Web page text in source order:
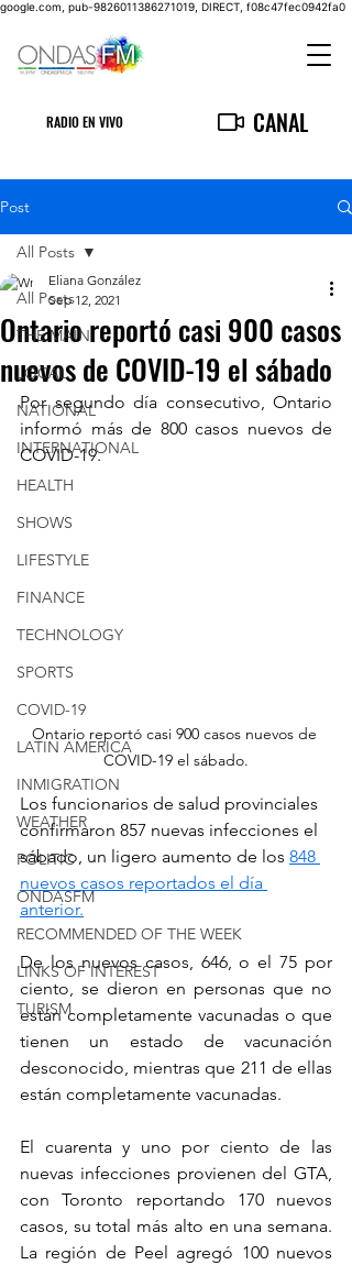
google.com, pub-9826011386271019, DIRECT, f08c47fec0942fa0
RADIO EN VIVO CANAL
Post
All Posts
THE MAIN
LOCAL
NATIONAL
INTERNATIONAL
HEALTH
SHOWS
LIFESTYLE
FINANCE
TECHNOLOGY
SPORTS
COVID-19
LATIN AMERICA
INMIGRATION
WEATHER
POLITIC
ONDASFM
RECOMMENDED OF THE WEEK
LINKS OF INTEREST
TURISM
All Posts
Ontario reportó casi 900 casos
nuevos de COVID-19 el sábado
Eliana González
Sep 12, 2021
Por segundo día consecutivo, Ontario
informó más de 800 casos nuevos de
COVID-19.
Ontario reportó casi 900 casos nuevos de
COVID-19 el sábado.
Los funcionarios de salud provinciales
confirmaron 857 nuevas infecciones el
sábado, un ligero aumento de los 848
nuevos casos reportados el día
anterior.
De los nuevos casos, 646, o el 75 por
ciento, se dieron en personas que no
están completamente vacunadas o que
tienen un estado de vacunación
desconocido, mientras que 211 de ellas
están completamente vacunadas.
El cuarenta y uno por ciento de las
nuevas infecciones provienen del GTA,
con Toronto reportando 170 nuevos
casos, su total más alto en una semana.
La región de Peel agregó 100 nuevos